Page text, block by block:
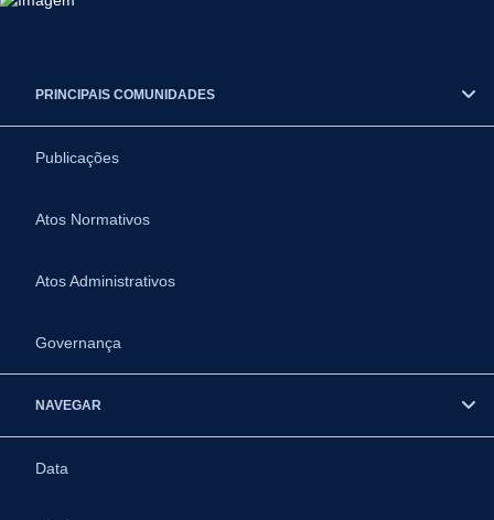
PRINCIPAIS COMUNIDADES
Publicações
Atos Normativos
Atos Administrativos
Governança
NAVEGAR
Data